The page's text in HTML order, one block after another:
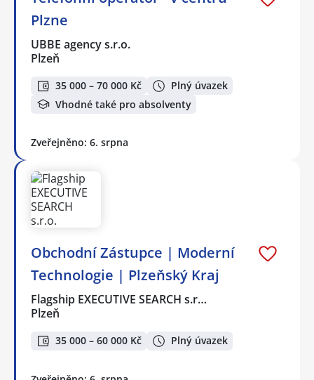
Plzne
UBBE agency s.r.o.
Plzeň
35 000 – 70 000 Kč
Plný úvazek
Vhodné také pro absolventy
Zveřejněno: 6. srpna
Obchodní Zástupce | Moderní
Technologie | Plzeňský Kraj
Flagship EXECUTIVE SEARCH s.r…
Plzeň
35 000 – 60 000 Kč Plný úvazek